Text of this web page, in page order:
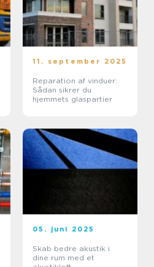
11. september 2025
Reparation af vinduer:
Sådan sikrer du
hjemmets glaspartier
05. juni 2025
Skab bedre akustik i
dine rum med et